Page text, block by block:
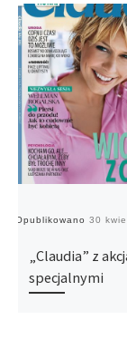
Opublikowano 30
„Claudia” z
specjalnymi